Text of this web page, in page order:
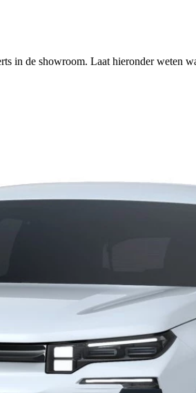
in de showroom. Laat hieronder weten